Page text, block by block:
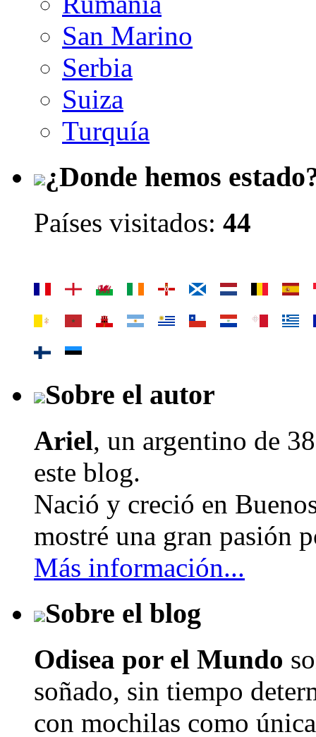
San Marino
Serbia
Suiza
Turquía
¿Donde hemos
Países visitados: 44
Sobre el autor
Ariel, un argentino de
este blog.
Nació y creció en
mostré una gran pasión
Más información...
Sobre el blog
Odisea por el Mundo
soñado, sin tiempo
con mochilas como